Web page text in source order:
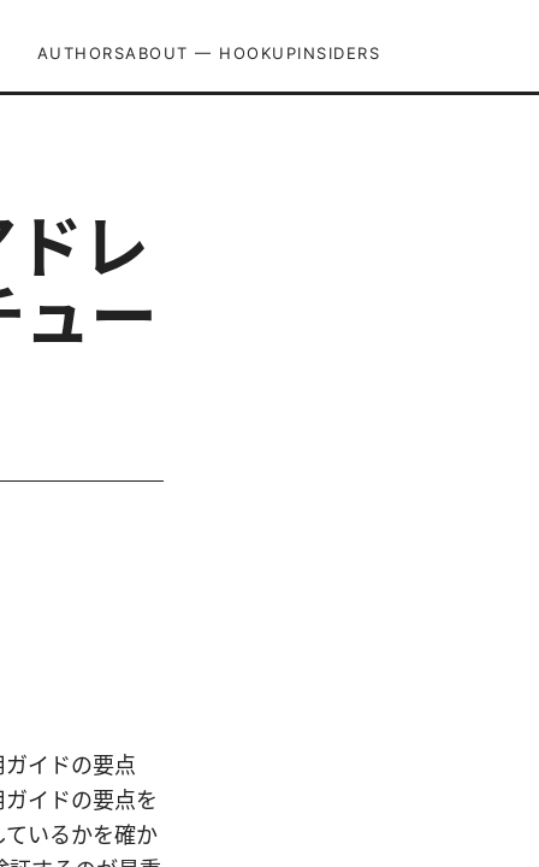
AUTHORSABOUT — HOOKUPINSIDERS
レ
ュー
イドの要点
イドの要点を
ているかを確か